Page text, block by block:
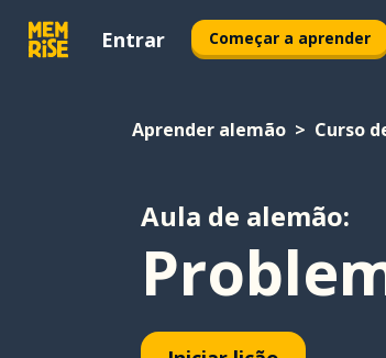
Entrar Começar a aprender
Aprender alemão Curso
Aula de alemão: